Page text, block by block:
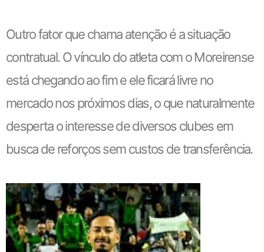
Outro fator que chama atenção é a situação
contratual. O vínculo do atleta com o Moreirense
está chegando ao fim e ele ficará livre no
mercado nos próximos dias, o que naturalmente
desperta o interesse de diversos clubes em
busca de reforços sem custos de transferência.